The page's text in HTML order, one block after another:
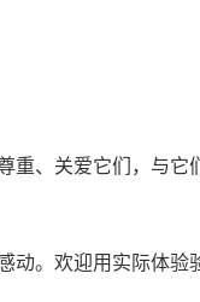
、关爱它们，与它
。欢迎用实际体验